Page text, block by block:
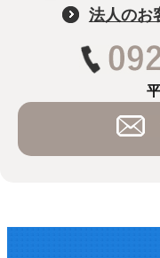
法人のお